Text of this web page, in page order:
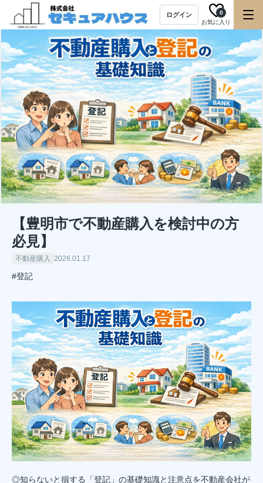
ログイン
お気に入り
0
【豊明市で不動産購入を検討中の方
必見】
不動産購入 2026.01.17
#登記
◎知らないと損する「登記」の基礎知識と注意点を不動産会社が